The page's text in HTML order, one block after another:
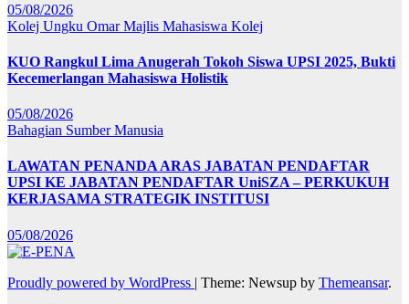
05/08/2026
Kolej Ungku OmarMajlis Mahasiswa Kolej
KUO Rangkul Lima Anugerah Tokoh Siswa UPSI 2025, Bukti
Kecemerlangan Mahasiswa Holistik
05/08/2026
Bahagian Sumber Manusia
LAWATAN PENANDA ARAS JABATAN PENDAFTAR
UPSI KE JABATAN PENDAFTAR UniSZA – PERKUKUH
KERJASAMA STRATEGIK INSTITUSI
05/08/2026
Proudly powered by WordPress | Theme: Newsup by Themeansar.